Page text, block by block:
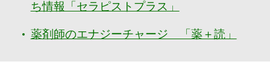
ち情報「セラピストプラス」
薬剤師のエナジーチャージ 「薬＋読」